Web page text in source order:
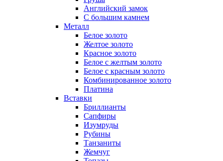
Английский замок
С большим камнем
Металл
Белое золото
Желтое золото
Красное золото
Белое с желтым золото
Белое с красным золото
Комбинированное золото
Платина
Вставки
Бриллианты
Сапфиры
Изумруды
Рубины
Танзаниты
Жемчуг